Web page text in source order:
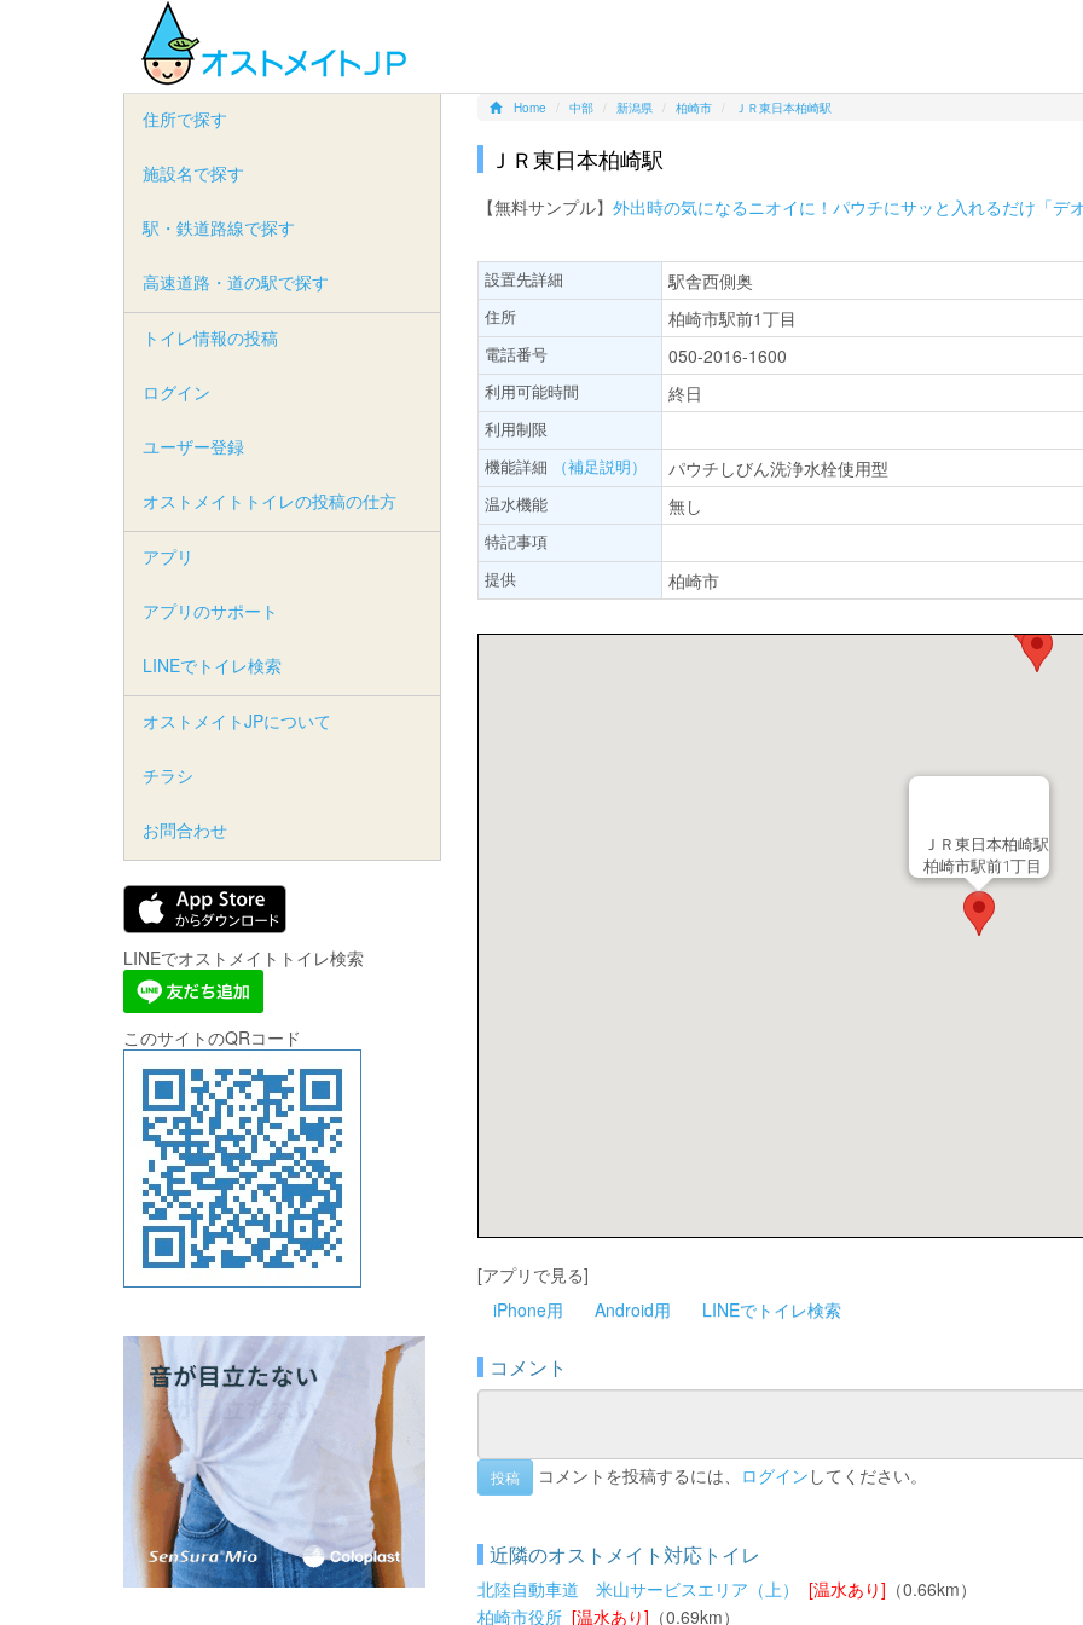
Home 中部 新潟県 柏崎市 ＪＲ東日本柏崎駅
ＪＲ東日本柏崎駅
【無料サンプル】 外出時の気になるニオイに！パウチにサッと入れるだけ「デ
設置先詳細 駅舎西側奥
住所 柏崎市駅前1丁目
電話番号 050-2016-1600
利用可能時間 終日
利用制限
機能詳細
（補足説明） パウチしびん洗浄水栓使用型
温水機能 無し
特記事項
提供
柏崎市
ＪＲ東日本柏崎駅
柏崎市駅前1丁目
[アプリで見る]
iPhone用
Android用 LINEでトイレ検索
コメント
投稿 コメントを投稿するには、 ログイン してください。
近隣のオストメイト対応トイレ
北陸自動車道 米山サービスエリア（上） [温水あり] （0.66km）
柏崎市役所 [温水あり] （0.69km）
住所で探す
施設名で探す
駅・鉄道路線で探す
高速道路・道の駅で探す
トイレ情報の投稿
ログイン
ユーザー登録
オストメイトトイレの投稿の仕方
アプリ
アプリのサポート
LINEでトイレ検索
オストメイトJPについて
チラシ
お問合わせ
LINEでオストメイトトイレ検索
このサイトのQRコード